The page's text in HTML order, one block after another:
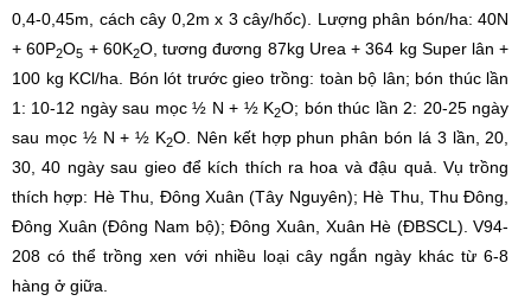
0,4-0,45m, cách cây 0,2m x 3 cây/hốc). Lượng phân bón/ha: 40N
+ 60P2O5 + 60K2O, tương đương 87kg Urea + 364 kg Super lân +
100 kg KCl/ha. Bón lót trước gieo trồng: toàn bộ lân; bón thúc lần
1: 10-12 ngày sau mọc ½ N + ½ K2O; bón thúc lần 2: 20-25 ngày
sau mọc ½ N + ½ K2O. Nên kết hợp phun phân bón lá 3 lần, 20,
30, 40 ngày sau gieo để kích thích ra hoa và đậu quả. Vụ trồng
thích hợp: Hè Thu, Đông Xuân (Tây Nguyên); Hè Thu, Thu Đông,
Đông Xuân (Đông Nam bộ); Đông Xuân, Xuân Hè (ĐBSCL). V94-
208 có thể trồng xen với nhiều loại cây ngắn ngày khác từ 6-8
hàng ở giữa.